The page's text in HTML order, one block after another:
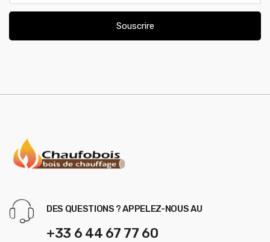
a
l
Souscrire
DES QUESTIONS ? APPELEZ-NOUS AU
+33 6 44 67 77 60